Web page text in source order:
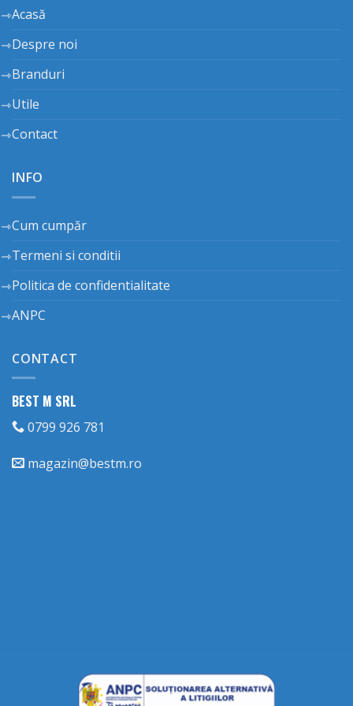
Acasă
Despre noi
Branduri
Utile
Contact
INFO
Cum cumpăr
Termeni si conditii
Politica de confidentialitate
ANPC
CONTACT
BEST M SRL
0799 926 781
magazin@bestm.ro